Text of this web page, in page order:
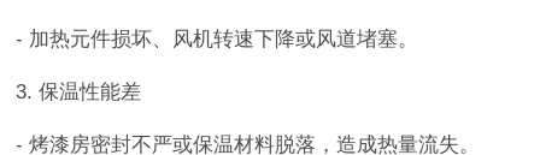
- 加热元件损坏、风机转速下降或风道堵塞。
3. 保温性能差
- 烤漆房密封不严或保温材料脱落，造成热量流失。